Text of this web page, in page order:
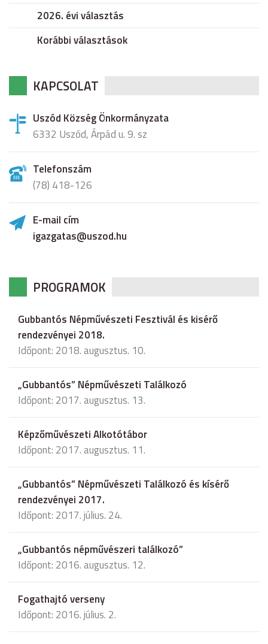
2026. évi választás
Korábbi választások
KAPCSOLAT
Uszód Község Önkormányzata
6332 Uszód, Árpád u. 9. sz
Telefonszám
(78) 418-126
E-mail cím
igazgatas@uszod.hu
PROGRAMOK
Gubbantós Népművészeti Fesztivál és kisérő
rendezvényei 2018.
Időpont: 2018. augusztus. 10.
„Gubbantós” Népművészeti Találkozó
Időpont: 2017. augusztus. 13.
Képzőművészeti Alkotótábor
Időpont: 2017. augusztus. 11.
„Gubbantós” Népművészeti Találkozó és kísérő
rendezvényei 2017.
Időpont: 2017. július. 24.
„Gubbantós népművészeri találkozó”
Időpont: 2016. augusztus. 12.
Fogathajtó verseny
Időpont: 2016. július. 2.